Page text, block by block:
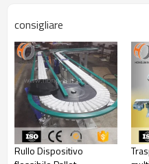
4. Requisito materiale
5. Dimensione del particolare
6. Altra funzione specail
7. Il tuo requisito sul motore
eccetera.
Puoi anche scegliere colori
Immagine del prodotto
consigliare
Rullo Dispositivo